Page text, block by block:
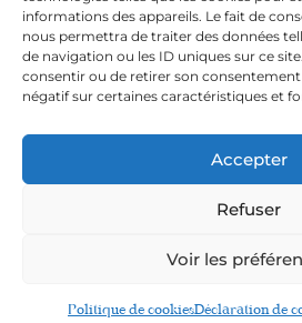
informations des appareils. Le fait de
nous permettra de traiter des données
de navigation ou les ID uniques sur ce
consentir ou de retirer son
négatif sur certaines caractéristiques et
Accepter
Refuser
Voir les
Politique de cookiesDéclaration de
Contact &
Politique de
Déclaration de
Imprint
Plus Size Story